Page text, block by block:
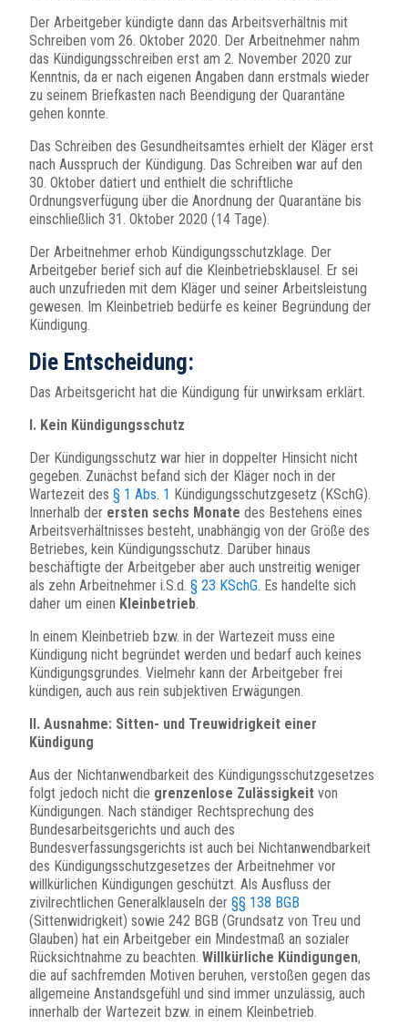
Der Arbeitgeber kündigte dann das Arbeitsverhältnis mit
Schreiben vom 26. Oktober 2020. Der Arbeitnehmer nahm
das Kündigungsschreiben erst am 2. November 2020 zur
Kenntnis, da er nach eigenen Angaben dann erstmals wieder
zu seinem Briefkasten nach Beendigung der Quarantäne
gehen konnte.
Das Schreiben des Gesundheitsamtes erhielt der Kläger erst
nach Ausspruch der Kündigung. Das Schreiben war auf den
30. Oktober datiert und enthielt die schriftliche
Ordnungsverfügung über die Anordnung der Quarantäne bis
einschließlich 31. Oktober 2020 (14 Tage).
Der Arbeitnehmer erhob Kündigungsschutzklage. Der
Arbeitgeber berief sich auf die Kleinbetriebsklausel. Er sei
auch unzufrieden mit dem Kläger und seiner Arbeitsleistung
gewesen. Im Kleinbetrieb bedürfe es keiner Begründung der
Kündigung.
Die Entscheidung:
Das Arbeitsgericht hat die Kündigung für unwirksam erklärt.
I. Kein Kündigungsschutz
Der Kündigungsschutz war hier in doppelter Hinsicht nicht
gegeben. Zunächst befand sich der Kläger noch in der
Wartezeit des § 1 Abs. 1 Kündigungsschutzgesetz (KSchG).
Innerhalb der ersten sechs Monate des Bestehens eines
Arbeitsverhältnisses besteht, unabhängig von der Größe des
Betriebes, kein Kündigungsschutz. Darüber hinaus
beschäftigte der Arbeitgeber aber auch unstreitig weniger
als zehn Arbeitnehmer i.S.d. § 23 KSchG. Es handelte sich
daher um einen Kleinbetrieb.
In einem Kleinbetrieb bzw. in der Wartezeit muss eine
Kündigung nicht begründet werden und bedarf auch keines
Kündigungsgrundes. Vielmehr kann der Arbeitgeber frei
kündigen, auch aus rein subjektiven Erwägungen.
II. Ausnahme: Sitten- und Treuwidrigkeit einer
Kündigung
Aus der Nichtanwendbarkeit des Kündigungsschutzgesetzes
folgt jedoch nicht die grenzenlose Zulässigkeit von
Kündigungen. Nach ständiger Rechtsprechung des
Bundesarbeitsgerichts und auch des
Bundesverfassungsgerichts ist auch bei Nichtanwendbarkeit
des Kündigungsschutzgesetzes der Arbeitnehmer vor
willkürlichen Kündigungen geschützt. Als Ausfluss der
zivilrechtlichen Generalklauseln der §§ 138 BGB
(Sittenwidrigkeit) sowie 242 BGB (Grundsatz von Treu und
Glauben) hat ein Arbeitgeber ein Mindestmaß an sozialer
Rücksichtnahme zu beachten. Willkürliche Kündigungen,
die auf sachfremden Motiven beruhen, verstoßen gegen das
allgemeine Anstandsgefühl und sind immer unzulässig, auch
innerhalb der Wartezeit bzw. in einem Kleinbetrieb.